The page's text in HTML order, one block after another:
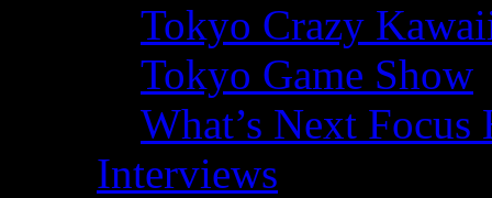
Tokyo Crazy
Tokyo Game Show
What’s Next
Interviews